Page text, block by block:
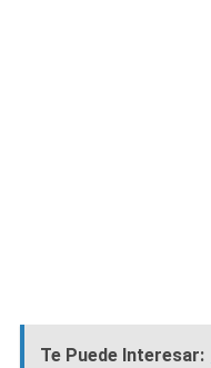
Te Puede Interesar: